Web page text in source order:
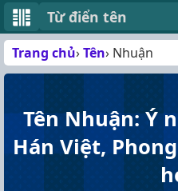
Từ điển tên
Trang chủ Tên Nhuận
Tên Nhuận: Ý
Hán Việt,